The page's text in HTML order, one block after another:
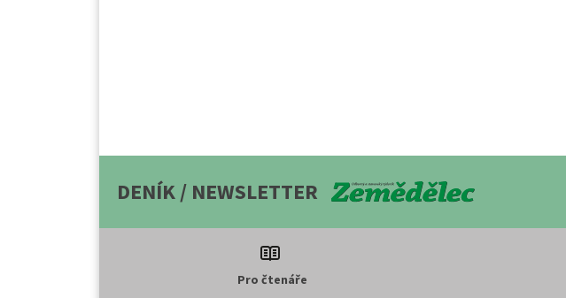
DENÍK / NEWSLETTER
Pro čtenáře